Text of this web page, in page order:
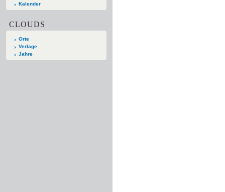
Kalender
CLOUDS
Orte
Verlage
Jahre